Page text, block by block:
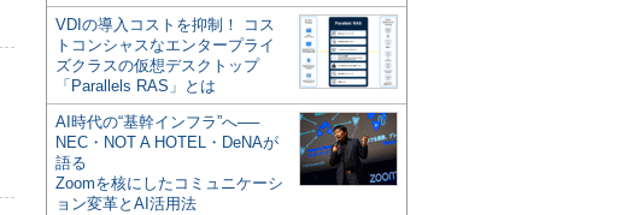
VDIの導入コストを抑制！ コス
トコンシャスなエンタープライ
ズクラスの仮想デスクトップ
「Parallels RAS」とは
AI時代の“基幹インフラ”へ──
NEC・NOT A HOTEL・DeNAが
語る
Zoomを核にしたコミュニケーシ
ョン変革とAI活用法